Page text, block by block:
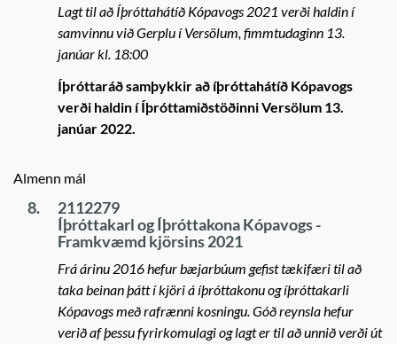
Lagt til að Íþróttahátíð Kópavogs 2021 verði haldin í
samvinnu við Gerplu í Versölum, fimmtudaginn 13.
janúar kl. 18:00
Íþróttaráð samþykkir að íþróttahátíð Kópavogs
verði haldin í Íþróttamiðstöðinni Versölum 13.
janúar 2022.
Almenn mál
8.
2112279
Íþróttakarl og Íþróttakona Kópavogs -
Framkvæmd kjörsins 2021
Frá árinu 2016 hefur bæjarbúum gefist tækifæri til að
taka beinan þátt í kjöri á íþróttakonu og íþróttakarli
Kópavogs með rafrænni kosningu. Góð reynsla hefur
verið af þessu fyrirkomulagi og lagt er til að unnið verði út